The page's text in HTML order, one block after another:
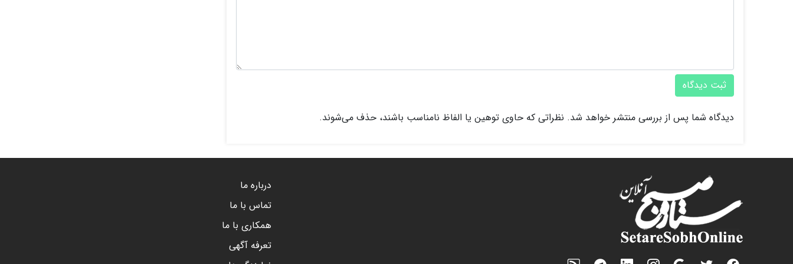
ثبت دیدگاه
دیدگاه شما پس از بررسی منتشر خواهد شد. نظراتی که حاوی توهین یا الفاظ نامناسب باشند، حذف می‌شوند.
درباره ما
تماس با ما
همکاری با ما
تعرفه آگهی